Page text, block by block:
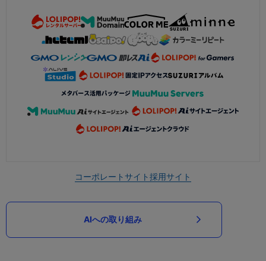
コーポレートサイト採用サイト
AIへの取り組み